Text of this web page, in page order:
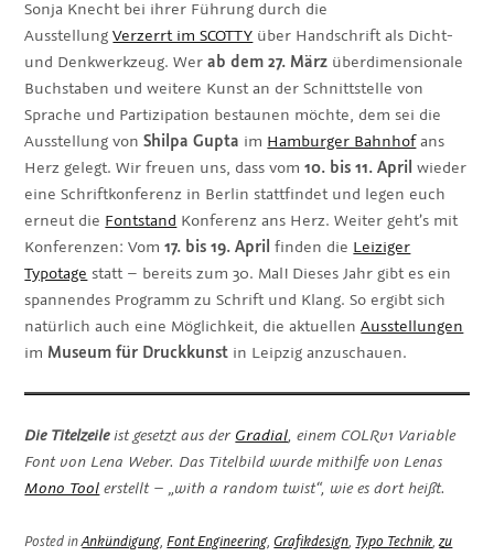
Sonja Knecht bei ihrer Führung durch die
AusstellungVerzerrt im SCOTTY über Handschrift als Dicht-
und Denkwerkzeug. Werab dem 27. März überdimensionale
Buchstaben und weitere Kunst an der Schnittstelle von
Sprache und Partizipation bestaunen möchte, dem sei die
Ausstellung vonShilpa Gupta im Hamburger Bahnhofans
Herz gelegt. Wir freuen uns, dass vom10. bis 11. April wieder
eine Schriftkonferenz in Berlin stattfindet und legen euch
erneut die Fontstand Konferenz ans Herz. Weiter geht’s mit
Konferenzen: Vom17. bis 19. April finden die Leiziger
Typotage statt – bereits zum 30. Mal! Dieses Jahr gibt es ein
spannendes Programm zu Schrift und Klang. So ergibt sich
natürlich auch eine Möglichkeit, die aktuellenAusstellungen
im Museum für Druckkunst in Leipzig anzuschauen.
Die Titelzeileist gesetzt aus der Gradial, einem COLRv1 Variable
Font von Lena Weber. Das Titelbild wurde mithilfe von Lenas
Mono Tool erstellt – „with a random twist“, wie es dort heißt.
Posted inAnkündigung,Font Engineering,Grafikdesign, Typo Technik,zu